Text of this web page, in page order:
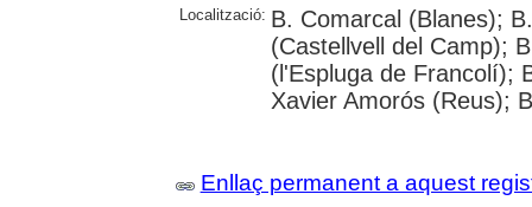
Localització: B. Comarcal (Blanes);
(Castellvell del Camp);
(l'Espluga de Francolí);
Xavier Amorós (Reus);
Enllaç permanent a aquest